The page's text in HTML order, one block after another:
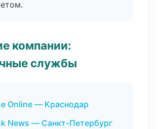
компании:
службы
Online — Краснодар
News — Санкт-Петербург